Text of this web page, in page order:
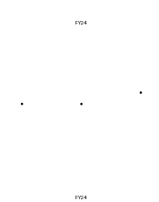
FY24
FY24